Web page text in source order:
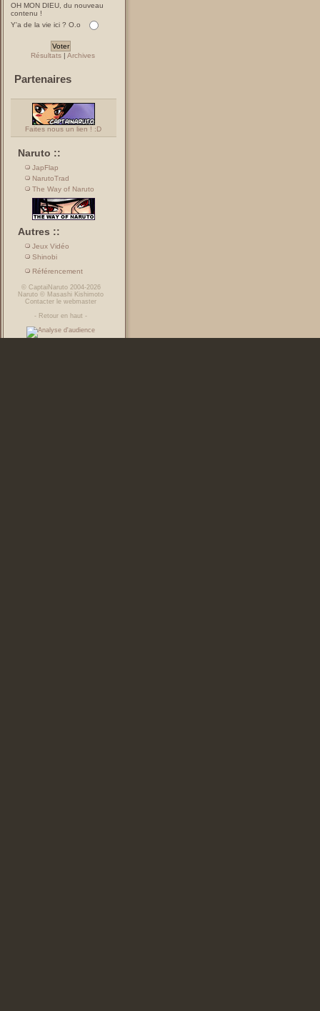
OH MON DIEU, du nouveau
contenu !
Y'a de la vie ici ? O.o
Résultats| Archives
Partenaires
Faites nous un lien ! :D
Naruto ::
JapFlap
NarutoTrad
The Way of Naruto
Autres ::
Jeux Vidéo
Shinobi
Référencement
© CaptaiNaruto2004-2026
Naruto © Masashi Kishimoto
Contacter le webmaster
- Retour en haut -